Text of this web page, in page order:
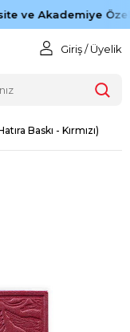
ve Akademiye Özel
Giriş / Üyelik
Baskı - Kırmızı)